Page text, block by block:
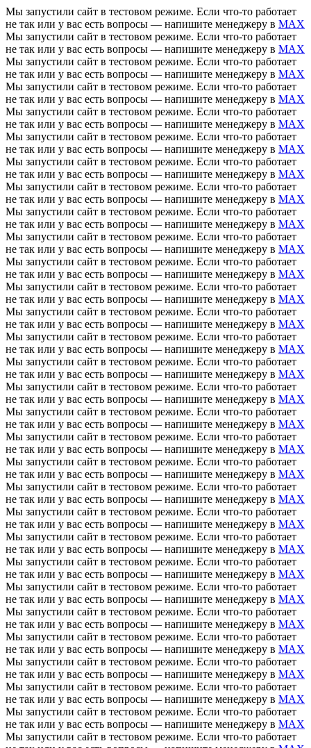
Мы запустили сайт в тестовом режиме. Если что-то работает
не так или у вас есть вопросы — напишите менеджеру в MAX
Мы запустили сайт в тестовом режиме. Если что-то работает
не так или у вас есть вопросы — напишите менеджеру в MAX
Мы запустили сайт в тестовом режиме. Если что-то работает
не так или у вас есть вопросы — напишите менеджеру в MAX
Мы запустили сайт в тестовом режиме. Если что-то работает
не так или у вас есть вопросы — напишите менеджеру в MAX
Мы запустили сайт в тестовом режиме. Если что-то работает
не так или у вас есть вопросы — напишите менеджеру в MAX
Мы запустили сайт в тестовом режиме. Если что-то работает
не так или у вас есть вопросы — напишите менеджеру в MAX
Мы запустили сайт в тестовом режиме. Если что-то работает
не так или у вас есть вопросы — напишите менеджеру в MAX
Мы запустили сайт в тестовом режиме. Если что-то работает
не так или у вас есть вопросы — напишите менеджеру в MAX
Мы запустили сайт в тестовом режиме. Если что-то работает
не так или у вас есть вопросы — напишите менеджеру в MAX
Мы запустили сайт в тестовом режиме. Если что-то работает
не так или у вас есть вопросы — напишите менеджеру в MAX
Мы запустили сайт в тестовом режиме. Если что-то работает
не так или у вас есть вопросы — напишите менеджеру в MAX
Мы запустили сайт в тестовом режиме. Если что-то работает
не так или у вас есть вопросы — напишите менеджеру в MAX
Мы запустили сайт в тестовом режиме. Если что-то работает
не так или у вас есть вопросы — напишите менеджеру в MAX
Мы запустили сайт в тестовом режиме. Если что-то работает
не так или у вас есть вопросы — напишите менеджеру в MAX
Мы запустили сайт в тестовом режиме. Если что-то работает
не так или у вас есть вопросы — напишите менеджеру в MAX
Мы запустили сайт в тестовом режиме. Если что-то работает
не так или у вас есть вопросы — напишите менеджеру в MAX
Мы запустили сайт в тестовом режиме. Если что-то работает
не так или у вас есть вопросы — напишите менеджеру в MAX
Мы запустили сайт в тестовом режиме. Если что-то работает
не так или у вас есть вопросы — напишите менеджеру в MAX
Мы запустили сайт в тестовом режиме. Если что-то работает
не так или у вас есть вопросы — напишите менеджеру в MAX
Мы запустили сайт в тестовом режиме. Если что-то работает
не так или у вас есть вопросы — напишите менеджеру в MAX
Мы запустили сайт в тестовом режиме. Если что-то работает
не так или у вас есть вопросы — напишите менеджеру в MAX
Мы запустили сайт в тестовом режиме. Если что-то работает
не так или у вас есть вопросы — напишите менеджеру в MAX
Мы запустили сайт в тестовом режиме. Если что-то работает
не так или у вас есть вопросы — напишите менеджеру в MAX
Мы запустили сайт в тестовом режиме. Если что-то работает
не так или у вас есть вопросы — напишите менеджеру в MAX
Мы запустили сайт в тестовом режиме. Если что-то работает
не так или у вас есть вопросы — напишите менеджеру в MAX
Мы запустили сайт в тестовом режиме. Если что-то работает
не так или у вас есть вопросы — напишите менеджеру в MAX
Мы запустили сайт в тестовом режиме. Если что-то работает
не так или у вас есть вопросы — напишите менеджеру в MAX
Мы запустили сайт в тестовом режиме. Если что-то работает
не так или у вас есть вопросы — напишите менеджеру в MAX
Мы запустили сайт в тестовом режиме. Если что-то работает
не так или у вас есть вопросы — напишите менеджеру в MAX
Мы запустили сайт в тестовом режиме. Если что-то работает